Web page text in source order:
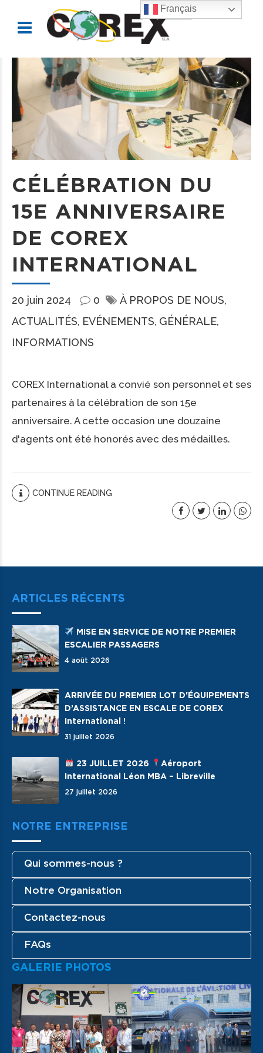
CÉLÉBRATION DU
15E ANNIVERSAIRE
DE COREX
INTERNATIONAL
20 juin 2024 0
À PROPOS DE NOUS
ACTUALITÉS EVÉNEMENTS GÉNÉRALE
INFORMATIONS
COREX International a convié son personnel et ses
partenaires à la célébration de son 15e
anniversaire. A cette occasion une douzaine
d'agents ont été honorés avec des médailles.
CONTINUE READING
ARTICLES RÉCENTS
MISE EN SERVICE DE NOTRE PREMIER
ESCALIER PASSAGERS
4 août 2026
ARRIVÉE DU PREMIER LOT D'ÉQUIPEMENTS
D’ASSISTANCE EN ESCALE DE COREX
International !
31 juillet 2026
23 JUILLET 2026
Aéroport
International Léon MBA – Libreville
27 juillet 2026
NOTRE ENTREPRISE
Qui sommes-nous ?
Notre Organisation
Contactez-nous
FAQs
GALERIE PHOTOS
Français